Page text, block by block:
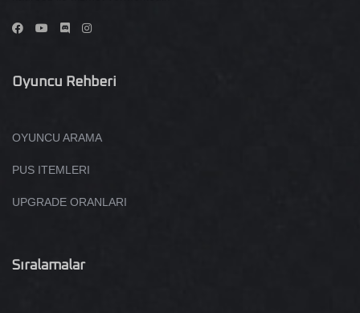
Oyuncu Rehberi
OYUNCU ARAMA
PUS ITEMLERI
UPGRADE ORANLARI
Sıralamalar